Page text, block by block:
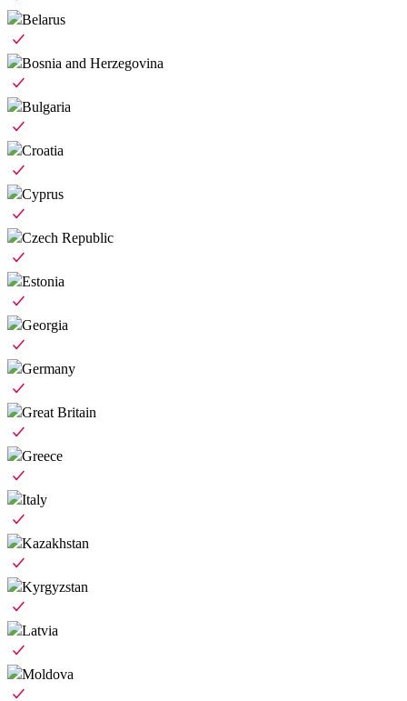
Belarus
Bosnia and Herzegovina
Bulgaria
Croatia
Cyprus
Czech Republic
Estonia
Georgia
Germany
Great Britain
Greece
Italy
Kazakhstan
Kyrgyzstan
Latvia
Moldova